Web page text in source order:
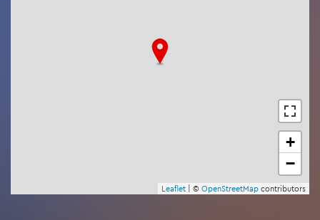
+
−
Leaf­let | © Open­Street­Map con­tri­bu­tors